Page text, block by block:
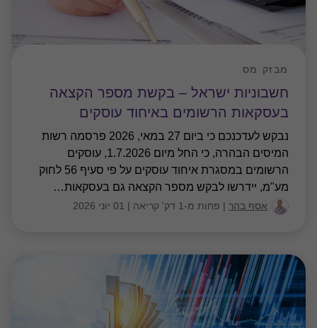
חשבוניות ישראל – בקשת מספר הקצאה
בעסקאות הרשומים באיחוד עוסקים
מבזק מס
נבקש לעדכנכם כי ביום 27 במאי, 2026 פרסמה רשות
המיסים הבהרה, כי החל מיום 1.7.2026, עוסקים
הרשומים במסגרת איחוד עוסקים על פי סעיף 56 לחוק
מע"מ, יידרשו לבקש מספר הקצאה גם בעסקאות…
אסף בהר | פחות מ-1 דק' קריאה | 01 יוני 2026